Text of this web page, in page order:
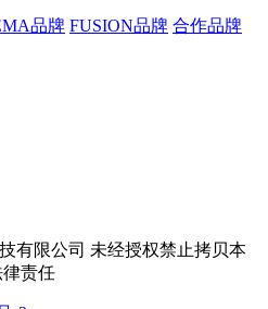
品牌 FUSION品牌 合作品牌
有限公司 未经授权禁止拷贝本
责任